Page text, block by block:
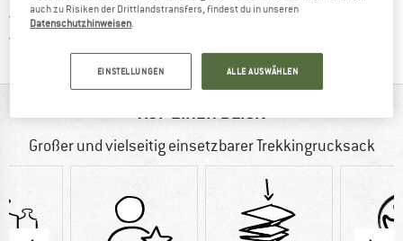
Kauf auf RechnungFinde die Zahlungs-Infos hier! Öffnet
AUF EINEN BLICK
Großer und vielseitig einsetzbarer Trekkingrucksack
auch zu Risiken der Drittlandstransfers, findest du in unseren
Datenschutzhinweisen.
EINSTELLUNGEN ALLE AUSWÄHLEN